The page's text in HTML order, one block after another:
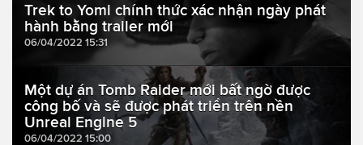
Trek to Yomi chính thức xác nhận ngày phát
hành bằng trailer mới
06/04/2022 15:31
Một dự án Tomb Raider mới bất ngờ được
công bố và sẽ được phát triển trên nền
Unreal Engine 5
06/04/2022 15:00